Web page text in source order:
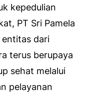
kepedulian
PT Sri Pamela
entitas dari
terus berupaya
sehat melalui
pelayanan